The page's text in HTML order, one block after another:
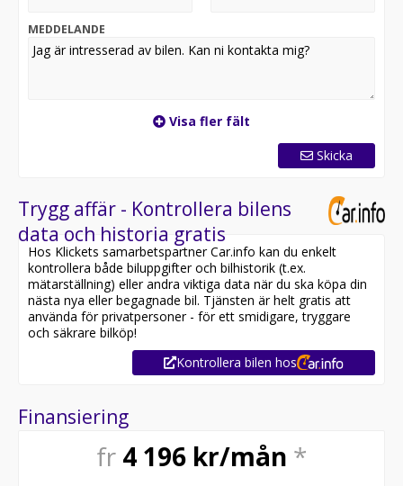
MEDDELANDE
Visa fler fält
Skicka
Trygg affär - Kontrollera bilens
data och historia gratis
Hos Klickets samarbetspartner Car.info kan du enkelt
kontrollera både biluppgifter och bilhistorik (t.ex.
mätarställning) eller andra viktiga data när du ska köpa din
nästa nya eller begagnade bil. Tjänsten är helt gratis att
använda för privatpersoner - för ett smidigare, tryggare
och säkrare bilköp!
Kontrollera bilen hos
Finansiering
fr 4 196 kr/mån *